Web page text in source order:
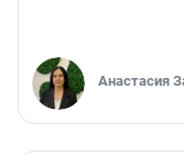
Анастасия